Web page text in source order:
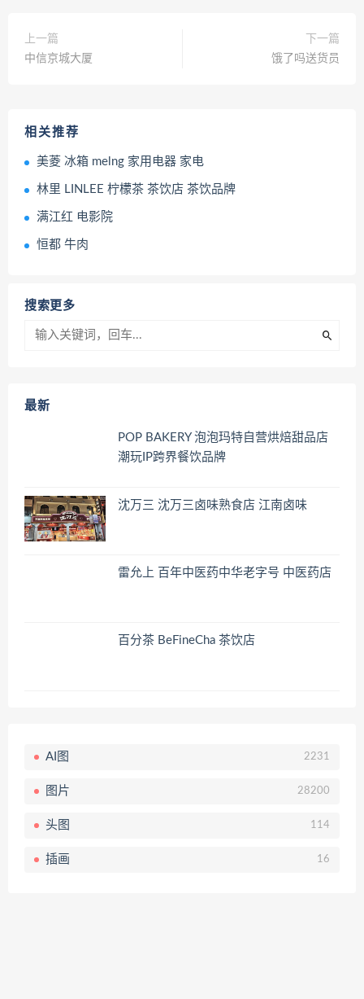
上一篇
中信京城大厦
下一篇
饿了吗送货员
相关推荐
美菱 冰箱 melng 家用电器 家电
林里 LINLEE 柠檬茶 茶饮店 茶饮品牌
满江红 电影院
恒都 牛肉
搜索更多
最新
POP BAKERY 泡泡玛特自营烘焙甜品店
潮玩IP跨界餐饮品牌
沈万三 沈万三卤味熟食店 江南卤味
雷允上 百年中医药中华老字号 中医药店
百分茶 BeFineCha 茶饮店
AI图 2231
图片 28200
头图 114
插画 16